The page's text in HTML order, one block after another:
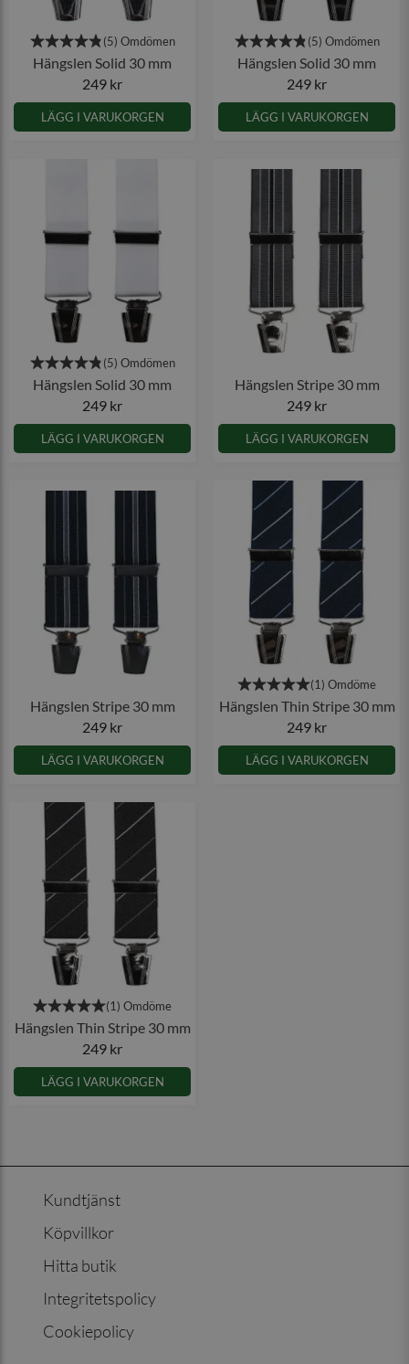
Hängslen Solid 30 mm
249 kr
LÄGG I VARUKORGEN
Hängslen Solid 30 mm
249 kr
LÄGG I VARUKORGEN
Hängslen Solid 30 mm
249 kr
LÄGG I VARUKORGEN
Hängslen Stripe 30 mm
249 kr
LÄGG I VARUKORGEN
Hängslen Stripe 30 mm
249 kr
LÄGG I VARUKORGEN
Hängslen Thin Stripe 30 mm
249 kr
LÄGG I VARUKORGEN
Hängslen Thin Stripe 30 mm
249 kr
LÄGG I VARUKORGEN
Kundtjänst
Köpvillkor
Hitta butik
Integritetspolicy
Cookiepolicy